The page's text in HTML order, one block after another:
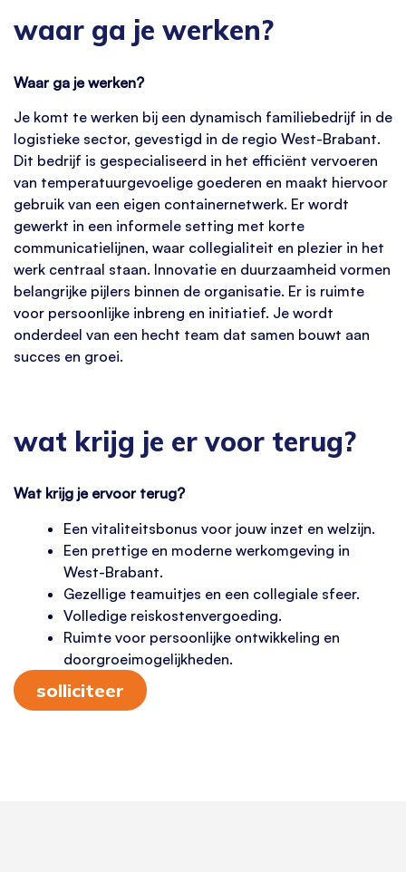
waar ga je werken?
Waar ga je werken?
Je komt te werken bij een dynamisch familiebedrijf in de
logistieke sector, gevestigd in de regio West-Brabant.
Dit bedrijf is gespecialiseerd in het efficiënt vervoeren
van temperatuurgevoelige goederen en maakt hiervoor
gebruik van een eigen containernetwerk. Er wordt
gewerkt in een informele setting met korte
communicatielijnen, waar collegialiteit en plezier in het
werk centraal staan. Innovatie en duurzaamheid vormen
belangrijke pijlers binnen de organisatie. Er is ruimte
voor persoonlijke inbreng en initiatief. Je wordt
onderdeel van een hecht team dat samen bouwt aan
succes en groei.
wat krijg je er voor terug?
Wat krijg je ervoor terug?
Een vitaliteitsbonus voor jouw inzet en welzijn.
Een prettige en moderne werkomgeving in
West-Brabant.
Gezellige teamuitjes en een collegiale sfeer.
Volledige reiskostenvergoeding.
Ruimte voor persoonlijke ontwikkeling en
doorgroeimogelijkheden.
solliciteer